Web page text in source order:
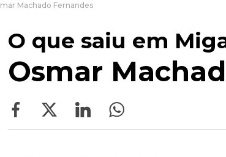
Machado Fernandes
O que saiu em
Osmar